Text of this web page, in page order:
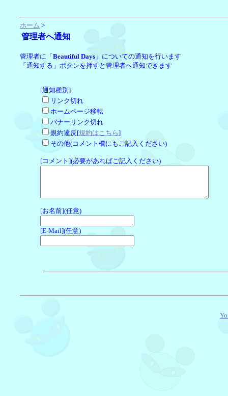
ホーム >
管理者へ通知
管理者に「Beautiful Days 」についての通知を行います
「通知する」ボタンを押すと管理者へ通知できます
[通知種別]
リンク切れ
ホームページ移転
バナーリンク切れ
規約違反[規約はこちら]
その他(コメント欄にもご記入ください)
[コメント](必要があればご記入ください)
[お名前](任意)
[E-Mail](任意)